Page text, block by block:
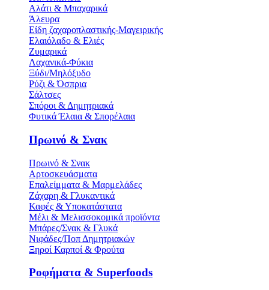
Αλάτι & Μπαχαρικά
Άλευρα
Είδη ζαχαροπλαστικής-Μαγειρικής
Ελαιόλαδο & Ελιές
Ζυμαρικά
Λαχανικά-Φύκια
Ξύδι/Μηλόξυδο
Ρύζι & Όσπρια
Σάλτσες
Σπόροι & Δημητριακά
Φυτικά Έλαια & Σπορέλαια
Πρωινό & Σνακ
Πρωινό & Σνακ
Αρτοσκευάσματα
Επαλείμματα & Μαρμελάδες
Ζάχαρη & Γλυκαντικά
Καφές & Υποκατάστατα
Μέλι & Μελισσοκομικά προϊόντα
Μπάρες/Σνακ & Γλυκά
Νιφάδες/Ποπ Δημητριακών
Ξηροί Καρποί & Φρούτα
Ροφήματα & Superfoods